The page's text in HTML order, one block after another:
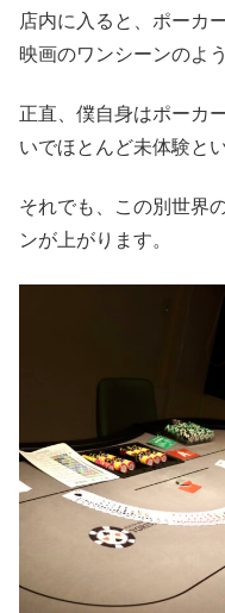
店内に入ると、ポーカ
映画のワンシーンのよ
正直、僕自身はポーカ
いでほとんど未体験と
それでも、この別世界
ンが上がります。